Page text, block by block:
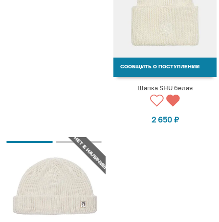
СООБЩИТЬ О ПОСТУПЛЕНИИ
Шапка SHU белая
2 650 ₽
НЕТ В НАЛИЧИИ